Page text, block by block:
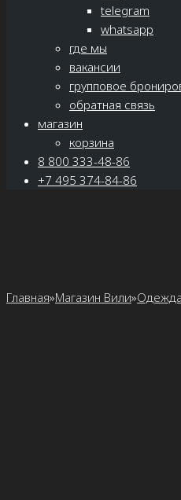
telegram
whatsapp
где мы
вакансии
групповое
обратная связь
магазин
корзина
8 800 333-48-86
+7 495 374-84-86
Главная»Магазин Вили»Одежда